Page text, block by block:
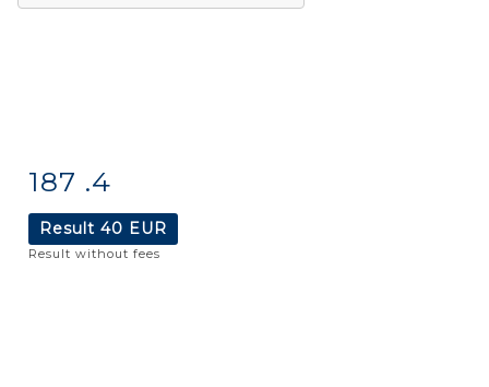
Item detail
187 .4
Result 40 EUR
Result without fees